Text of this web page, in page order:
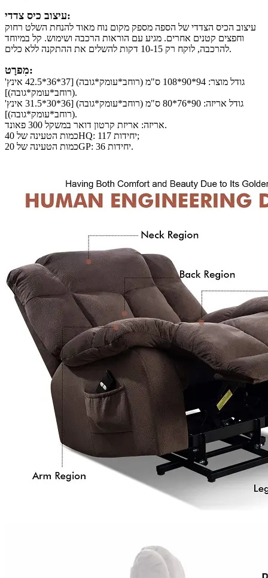
עיצוב כיס צדדי:
עיצוב הכיס הצדדי של הספה מספק מקום נוח מאוד להנחת השלט רחוק
וחפצים קטנים אחרים. מגיע עם הוראות הרכבה ושימוש. קל במיוחד
להרכבה, לוקח רק 10-15 דקות להשלים את ההתקנה ללא כלים.
מִפרָט:
גודל מוצר: 94*90*108 ס"מ (רוחב*עומק*גובה) [37*36*42.5 אינץ'
(רוחב*עומק*גובה)].
גודל אריזה: 90*76*80 ס"מ (רוחב*עומק*גובה) [36*30*31.5 אינץ'
(רוחב*עומק*גובה)].
אריזה: אריזת קרטון דואר במשקל 300 פאונד.
כמות הטעינה של 40HQ: 117 יחידות;
כמות הטעינה של 20GP: 36 יחידות.